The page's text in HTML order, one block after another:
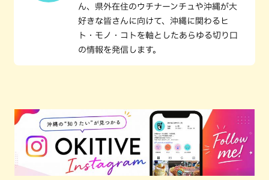
ん、県外在住のウチナーンチュや沖縄が大
好きな皆さんに向けて、沖縄に関わるヒ
ト・モノ・コトを軸としたあらゆる切り口
の情報を発信します。